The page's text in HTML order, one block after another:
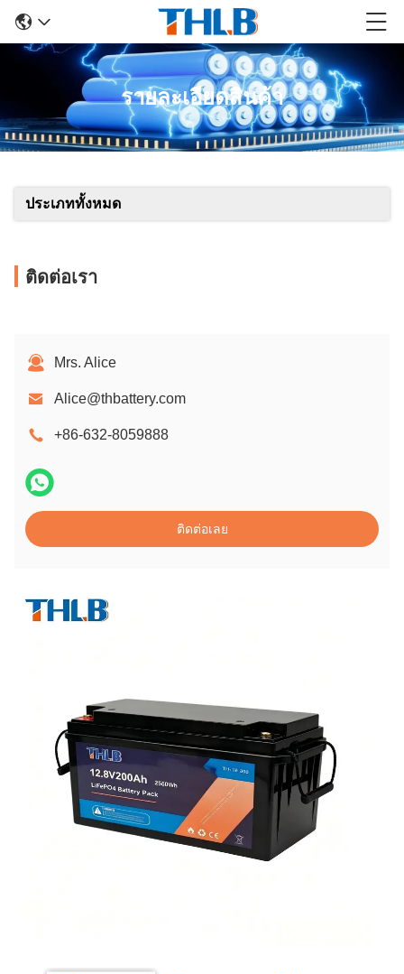
รายละเอียดสินค้า
ประเภททั้งหมด
ติดต่อเรา
Mrs. Alice
Alice@thbattery.com
+86-632-8059888
ติดต่อเลย